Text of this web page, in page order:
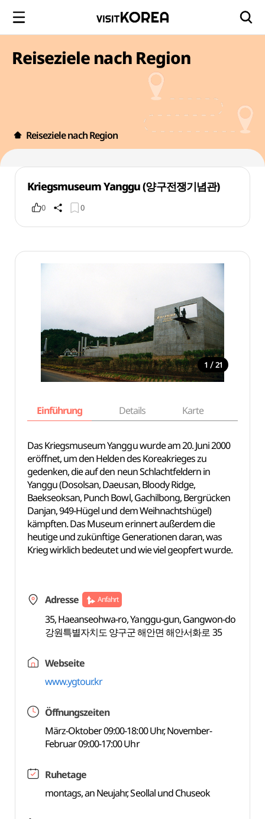
Reiseziele nach Region
Reiseziele nach Region
Kriegsmuseum Yanggu (양구전쟁기념관)
0 0
1 / 21
Einführung Details Karte
Das Kriegsmuseum Yanggu wurde am 20. Juni 2000
eröffnet, um den Helden des Koreakrieges zu
gedenken, die auf den neun Schlachtfeldern in
Yanggu (Dosolsan, Daeusan, Bloody Ridge,
Baekseoksan, Punch Bowl, Gachilbong, Bergrücken
Danjan, 949-Hügel und dem Weihnachtshügel)
kämpften. Das Museum erinnert außerdem die
heutige und zukünftige Generationen daran, was
Krieg wirklich bedeutet und wie viel geopfert wurde.
Adresse Anfahrt
35, Haeanseohwa-ro, Yanggu-gun, Gangwon-do
강원특별자치도 양구군 해안면 해안서화로 35
Webseite
www.ygtour.kr
Öffnungszeiten
März-Oktober 09:00-18:00 Uhr, November-
Februar 09:00-17:00 Uhr
Ruhetage
montags, an Neujahr, Seollal und Chuseok